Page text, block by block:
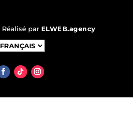
par ELWEB.agency